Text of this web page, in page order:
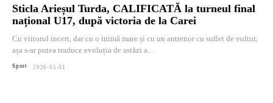
Sticla Arieșul Turda, CALIFICATĂ la turneul final
național U17, după victoria de la Carei
Cu viitorul incert, dar cu o inimă mare și cu un antrenor cu suflet de vultur,
așa s-ar putea traduce evoluția de astăzi a...
Sport 2026-05-31